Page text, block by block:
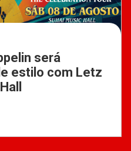
será
estilo com Letz